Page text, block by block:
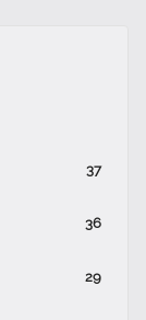
37
36
29